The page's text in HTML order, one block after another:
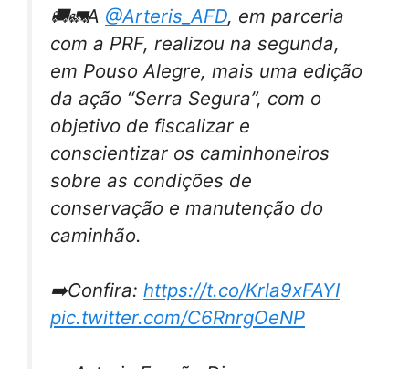
🚚🚛A @Arteris_AFD, em parceria
com a PRF, realizou na segunda,
em Pouso Alegre, mais uma edição
da ação “Serra Segura”, com o
objetivo de fiscalizar e
conscientizar os caminhoneiros
sobre as condições de
conservação e manutenção do
caminhão.
➡️Confira: https://t.co/Krla9xFAYI
pic.twitter.com/C6RnrgOeNP